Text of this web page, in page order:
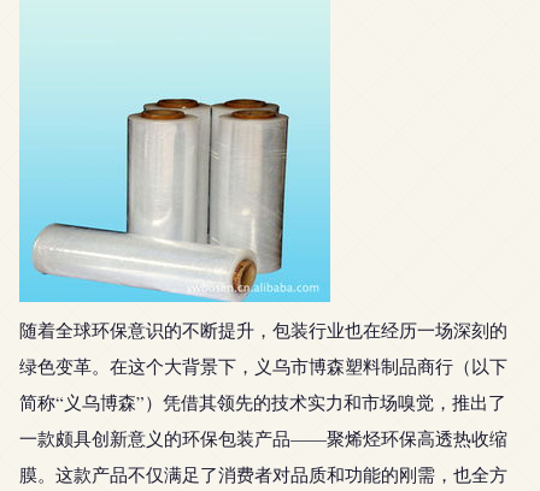
随着全球环保意识的不断提升，包装行业也在经历一场深刻的
绿色变革。在这个大背景下，义乌市博森塑料制品商行（以下
简称“义乌博森”）凭借其领先的技术实力和市场嗅觉，推出了
一款颇具创新意义的环保包装产品——聚烯烃环保高透热收缩
膜。这款产品不仅满足了消费者对品质和功能的刚需，也全方